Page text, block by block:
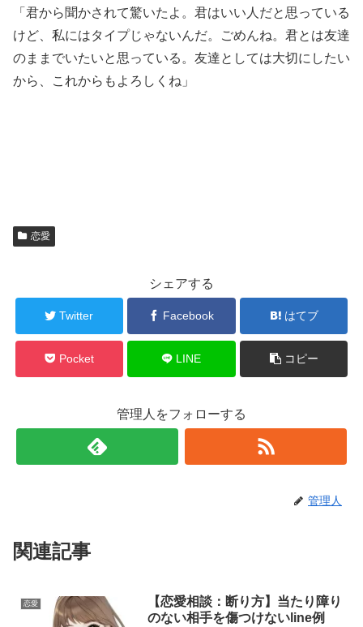
「君から聞かされて驚いたよ。君はいい人だと思っている
けど、私にはタイプじゃないんだ。ごめんね。君とは友達
のままでいたいと思っている。友達としては大切にしたい
から、これからもよろしくね」
恋愛
シェアする
Twitter Facebook はてブ
Pocket LINE コピー
管理人をフォローする
管理人
関連記事
恋愛
【恋愛相談：断り方】当たり障り
のない相手を傷つけないline例